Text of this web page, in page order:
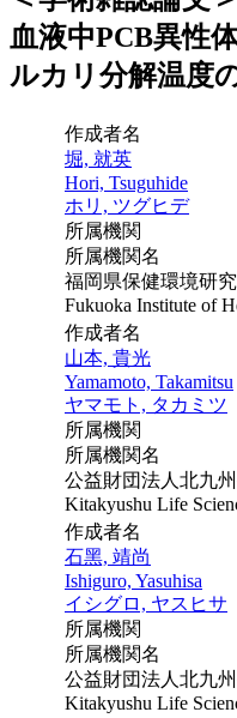
血液中PCB異性
ルカリ分解温度
作成者名
堀, 就英
Hori, Tsuguhide
ホリ, ツグヒデ
所属機関
所属機関名
福岡県保健環境研
Fukuoka Institute of
作成者名
山本, 貴光
Yamamoto, Takamitsu
ヤマモト, タカミツ
所属機関
所属機関名
公益財団法人北九
Kitakyushu Life
作成者名
石黑, 靖尚
Ishiguro, Yasuhisa
イシグロ, ヤスヒサ
所属機関
所属機関名
公益財団法人北九
Kitakyushu Life